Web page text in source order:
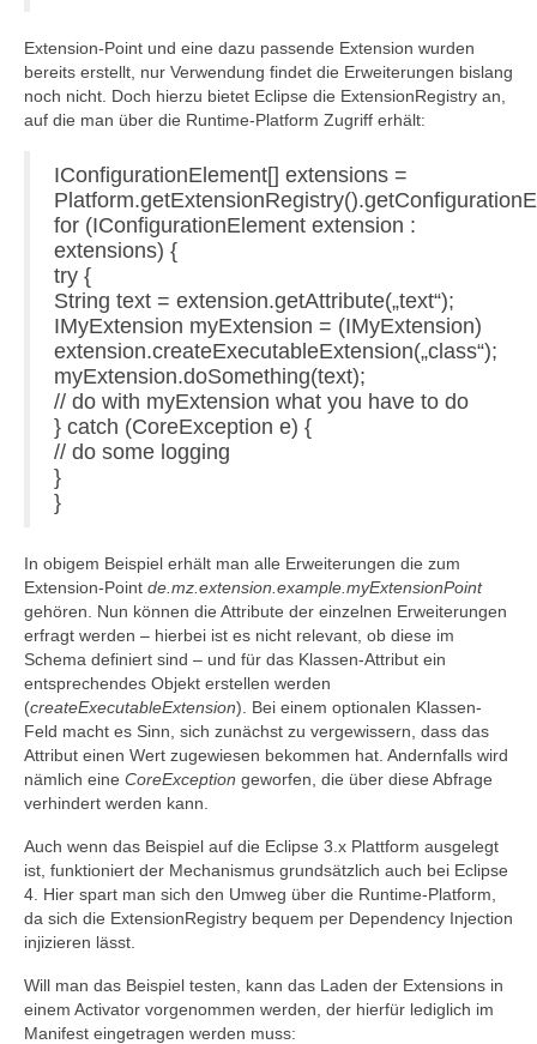
Extension-Point und eine dazu passende Extension wurden
bereits erstellt, nur Verwendung findet die Erweiterungen bislang
noch nicht. Doch hierzu bietet Eclipse die ExtensionRegistry an,
auf die man über die Runtime-Platform Zugriff erhält:
IConfigurationElement[] extensions =
for (IConfigurationElement extension :
extensions) {
try {
String text = extension.getAttribute(„text“);
IMyExtension myExtension = (IMyExtension)
extension.createExecutableExtension(„class“);
myExtension.doSomething(text);
// do with myExtension what you have to do
} catch (CoreException e) {
// do some logging
}
}
In obigem Beispiel erhält man alle Erweiterungen die zum
Extension-Point de.mz.extension.example.myExtensionPoint
gehören. Nun können die Attribute der einzelnen Erweiterungen
erfragt werden – hierbei ist es nicht relevant, ob diese im
Schema definiert sind – und für das Klassen-Attribut ein
entsprechendes Objekt erstellen werden
(createExecutableExtension). Bei einem optionalen Klassen-
Feld macht es Sinn, sich zunächst zu vergewissern, dass das
Attribut einen Wert zugewiesen bekommen hat. Andernfalls wird
nämlich eine CoreException geworfen, die über diese Abfrage
verhindert werden kann.
Auch wenn das Beispiel auf die Eclipse 3.x Plattform ausgelegt
ist, funktioniert der Mechanismus grundsätzlich auch bei Eclipse
4. Hier spart man sich den Umweg über die Runtime-Platform,
da sich die ExtensionRegistry bequem per Dependency Injection
injizieren lässt.
Will man das Beispiel testen, kann das Laden der Extensions in
einem Activator vorgenommen werden, der hierfür lediglich im
Manifest eingetragen werden muss: